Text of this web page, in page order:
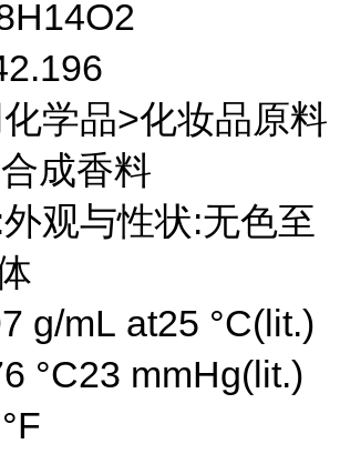
学品>化妆品原料
成香料
观与性状:无色至
g/mL at25 °C(lit.)
°C23 mmHg(lit.)